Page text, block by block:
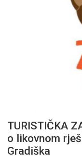
TURISTIČKA
o likovnom
Gradiška